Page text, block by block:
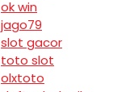
ok win
jago79
slot gacor
toto slot
olxtoto